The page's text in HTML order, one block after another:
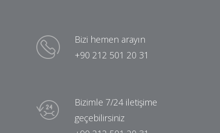
Bizi hemen arayın
+90 212 501 20 31
Bizimle 7/24 iletişime
geçebilirsiniz